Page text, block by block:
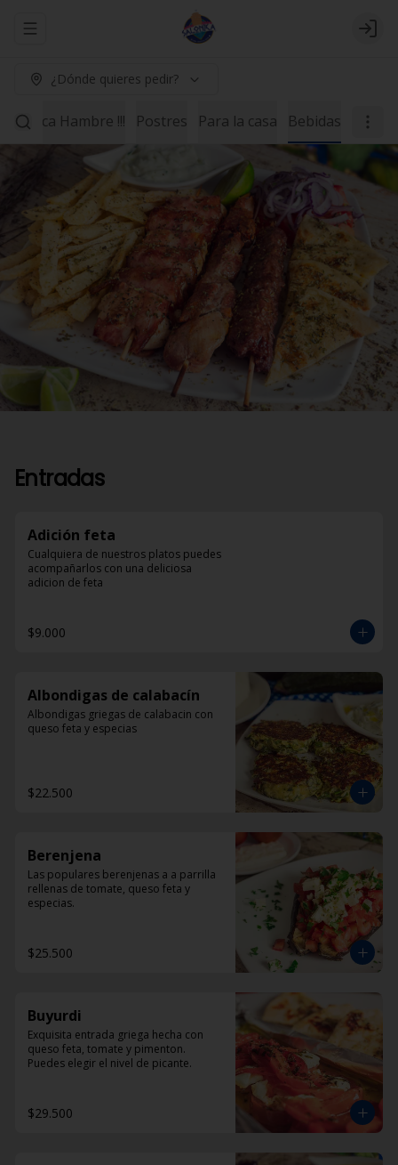
Abrir menu de navegación Login
¿Dónde quieres pedir?
Poca Hambre !!! Postres Para la casa Bebidas
Entradas
Adición feta
Cualquiera de nuestros platos puedes
acompañarlos con una deliciosa
adicion de feta
$9.000
Albondigas de calabacín
Albondigas griegas de calabacin con
queso feta y especias
$22.500
Berenjena
Las populares berenjenas a a parrilla
rellenas de tomate, queso feta y
especias.
$25.500
Buyurdi
Exquisita entrada griega hecha con
queso feta, tomate y pimenton.
Puedes elegir el nivel de picante.
$29.500